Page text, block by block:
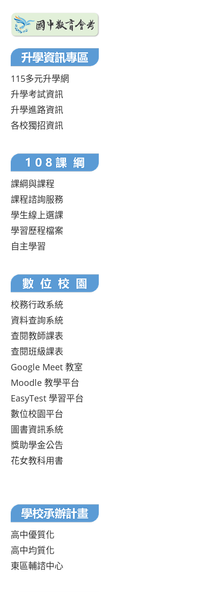
115多元升學網
升學考試資訊
升學進路資訊
各校獨招資訊
課綱與課程
課程諮詢服務
學生線上選課
學習歷程檔案
自主學習
校務行政系統
資料查詢系統
查閱教師課表
查閱班級課表
Google Meet 教室
Moodle 教學平台
EasyTest 學習平台
數位校園平台
圖書資訊系統
獎助學金公告
花女教科用書
高中優質化
高中均質化
東區輔諮中心